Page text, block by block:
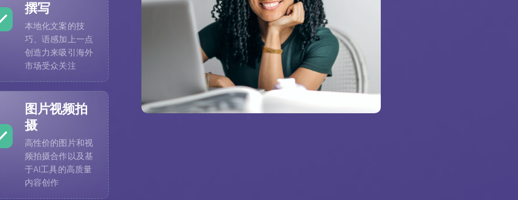
撰写
本地化文案的技
巧、语感加上一点
创造力来吸引海外
市场受众关注
图片视频拍
摄
高性价的图片和视
频拍摄合作以及基
于AI工具的高质量
内容创作